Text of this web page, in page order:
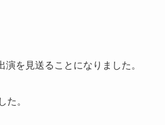
を見送ることになりました。
た。